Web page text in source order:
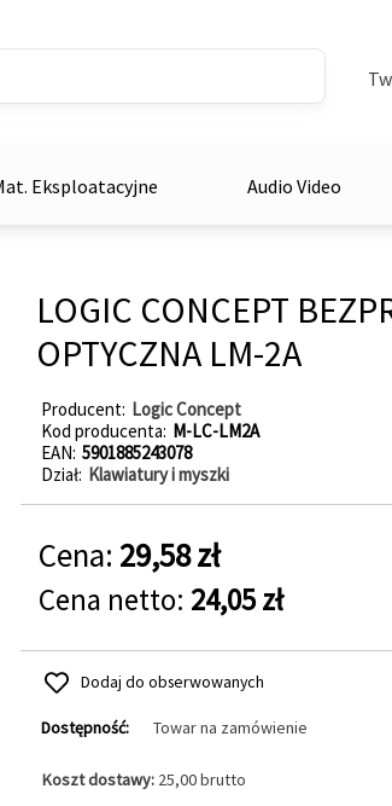
Eksploatacyjne Audio Video
LOGIC CONCEPT
OPTYCZNA LM-2A
Producent Logic Concept
Kod producenta M-LC-LM2A
EAN 5901885243078
Dział Klawiatury i myszki
Cena: 29,58 zł
Cena netto: 24,05 zł
Dodaj do obserwowanych
Dostępność: Towar na zamówienie
Koszt dostawy: 25,00 brutto